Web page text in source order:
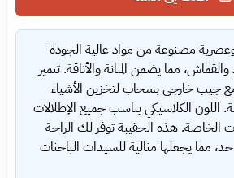
مصنوعة من مواد عالية الجودة
مما يضمن المتانة والأناقة. تتميز
جيب خارجي بسحاب لتخزين الأشياء
اللون الكلاسيكي يناسب جميع الإطلالات
الخاصة. هذه الحقيبة توفر لك الراحة
مما يجعلها مثالية للسيدات الباحثات